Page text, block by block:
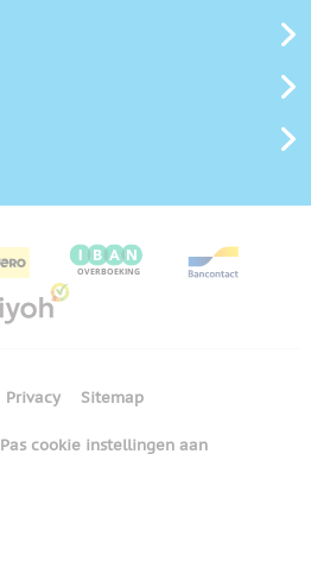
Privacy Sitemap
Pas cookie instellingen aan